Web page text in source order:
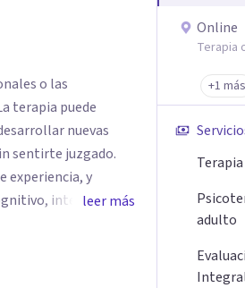
o las
terapia puede
nuevas
sentirte juzgado.
experiencia, y
integrando
deseas comenzar
leer más
Online
Terapia
+1 más
adulto